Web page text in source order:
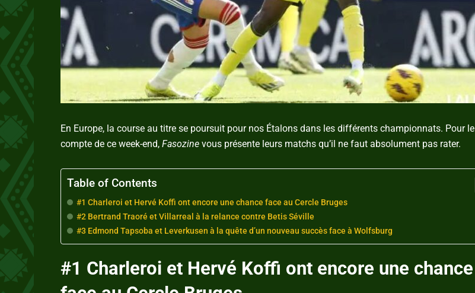
En Europe, la course au titre se poursuit pour nos Étalons dans les différents championnats. Pour le
compte de ce week-end, Fasozine vous présente leurs matchs qu’il ne faut absolument pas rater.
Table of Contents
#1 Charleroi et Hervé Koffi ont encore une chance face au Cercle Bruges
#2 Bertrand Traoré et Villarreal à la relance contre Betis Séville
#3 Edmond Tapsoba et Leverkusen à la quête d’un nouveau succès face à Wolfsburg
#1 Charleroi et Hervé Koffi ont encore une chance